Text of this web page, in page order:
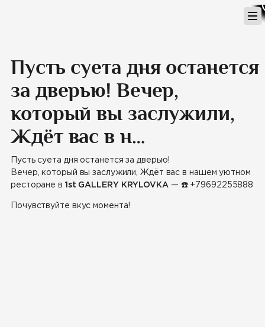
Пусть суета дня останется
за дверью! Вечер,
который вы заслужили,
Ждёт вас в н…
Пусть суета дня останется за дверью!
Вечер, который вы заслужили, Ждёт вас в нашем уютном
ресторане в 1st GALLERY KRYLOVKA — ☎️+79692255888
Почувствуйте вкус момента!